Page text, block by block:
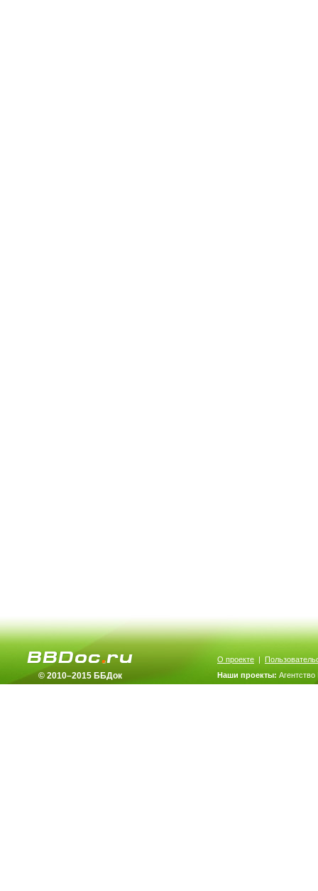
© 2010–2015 ББДок
О проекте |
Наши проекты: